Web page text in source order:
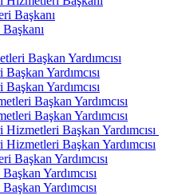
Başkanı
Başkan Yardımcısı
Yardımcısı
Yardımcısı
Başkan Yardımcısı
Başkan Yardımcısı
Başkan Yardımcısı
Başkan Yardımcısı
Başkan Yardımcısı
Yardımcısı
Yardımcısı